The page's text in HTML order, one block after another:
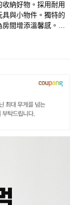
納好物。採用耐用
與小物件。獨特的
間增添溫馨感。安
的房間更加舒適。